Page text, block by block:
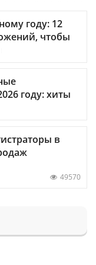
году: 12
чтобы
году: хиты
в
49570